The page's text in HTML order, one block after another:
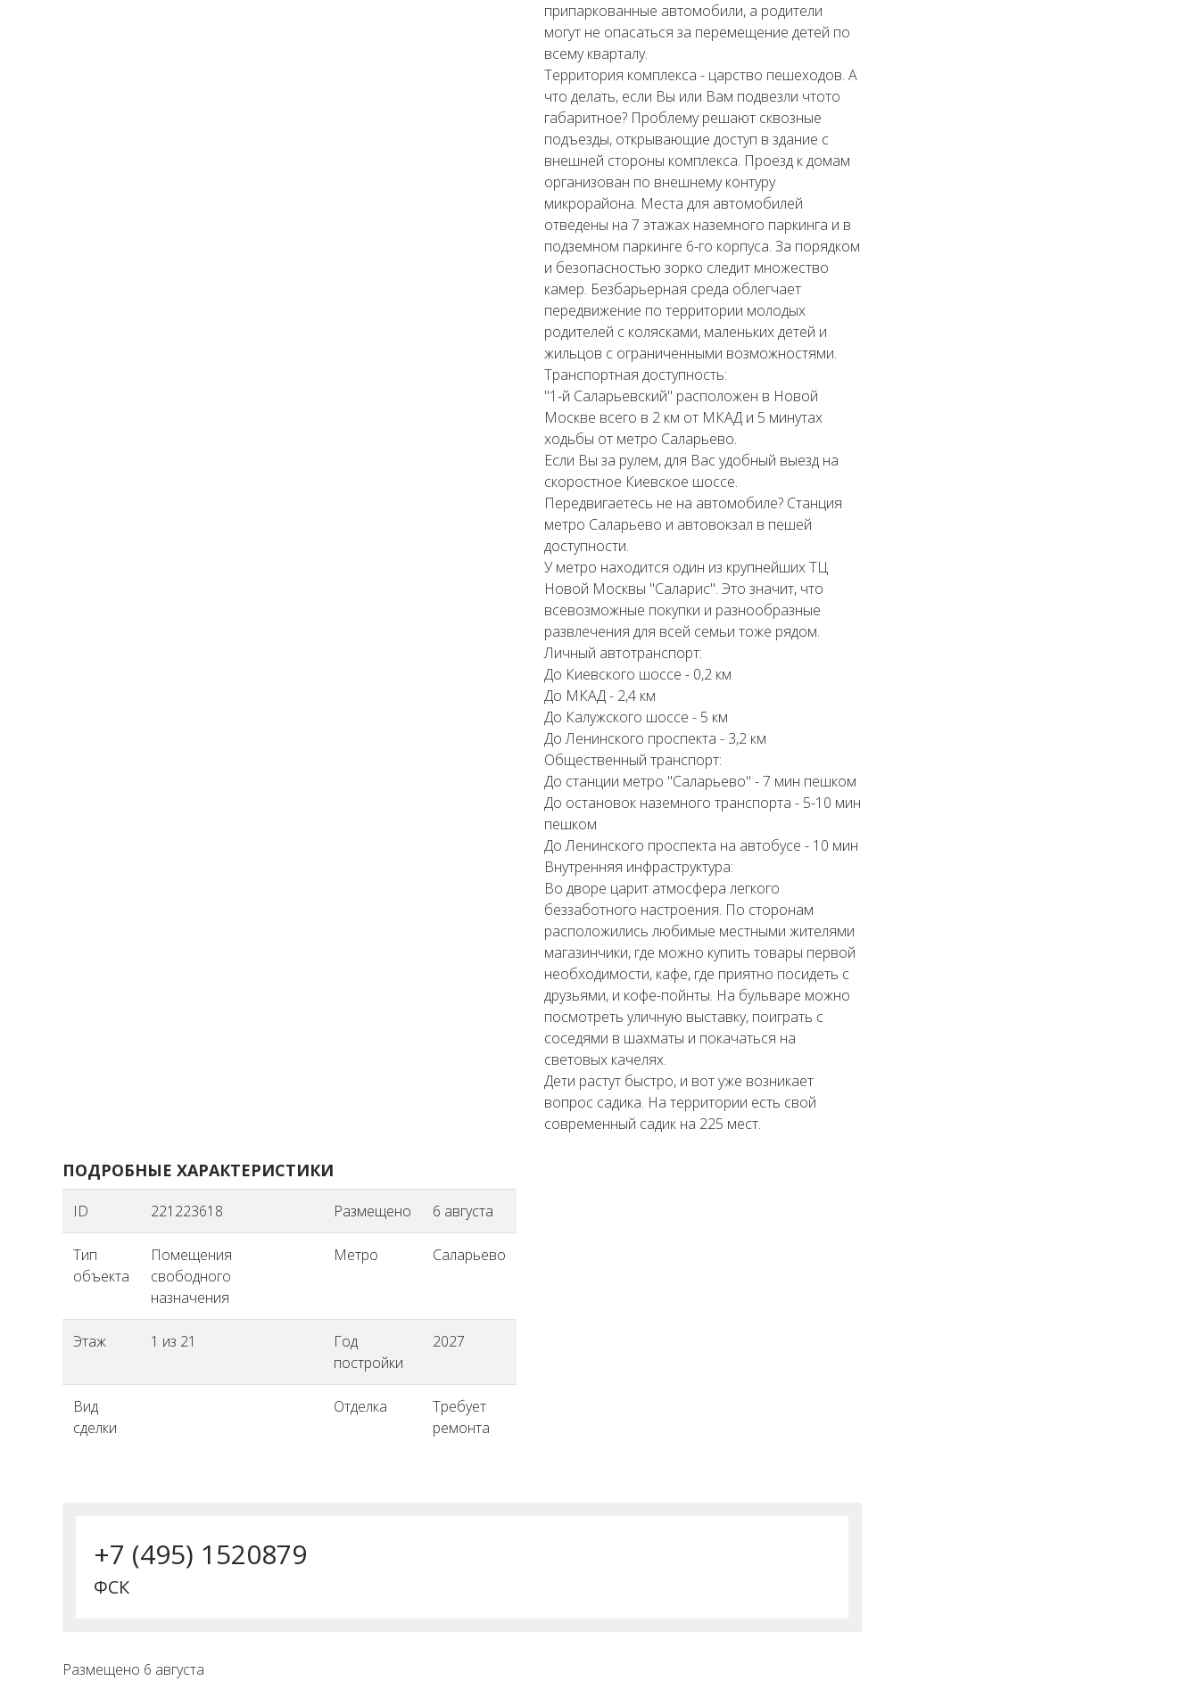
припаркованные автомобили, а родители
могут не опасаться за перемещение детей по
всему кварталу.
Территория комплекса - царство пешеходов. А
что делать, если Вы или Вам подвезли чтото
габаритное? Проблему решают сквозные
подъезды, открывающие доступ в здание с
внешней стороны комплекса. Проезд к домам
организован по внешнему контуру
микрорайона. Места для автомобилей
отведены на 7 этажах наземного паркинга и в
подземном паркинге 6-го корпуса. За порядком
и безопасностью зорко следит множество
камер. Безбарьерная среда облегчает
передвижение по территории молодых
родителей с колясками, маленьких детей и
жильцов с ограниченными возможностями.
Транспортная доступность:
"1-й Саларьевский" расположен в Новой
Москве всего в 2 км от МКАД и 5 минутах
ходьбы от метро Саларьево.
Если Вы за рулем, для Вас удобный выезд на
скоростное Киевское шоссе.
Передвигаетесь не на автомобиле? Станция
метро Саларьево и автовокзал в пешей
доступности.
У метро находится один из крупнейших ТЦ
Новой Москвы "Саларис". Это значит, что
всевозможные покупки и разнообразные
развлечения для всей семьи тоже рядом.
Личный автотранспорт:
До Киевского шоссе - 0,2 км
До МКАД - 2,4 км
До Калужского шоссе - 5 км
До Ленинского проспекта - 3,2 км
Общественный транспорт:
До станции метро "Саларьево" - 7 мин пешком
До остановок наземного транспорта - 5-10 мин
пешком
До Ленинского проспекта на автобусе - 10 мин
Внутренняя инфраструктура:
Во дворе царит атмосфера легкого
беззаботного настроения. По сторонам
расположились любимые местными жителями
магазинчики, где можно купить товары первой
необходимости, кафе, где приятно посидеть с
друзьями, и кофе-пойнты. На бульваре можно
посмотреть уличную выставку, поиграть с
соседями в шахматы и покачаться на
световых качелях.
Дети растут быстро, и вот уже возникает
вопрос садика. На территории есть свой
современный садик на 225 мест.
ПОДРОБНЫЕ ХАРАКТЕРИСТИКИ
ID 221223618 Размещено 6 августа
Тип
объекта
Помещения
свободного
назначения
Метро Саларьево
Этаж 1 из 21
Год
постройки
2027
Вид
сделки
Отделка
Требует
ремонта
+7 (495) 1520879
ФСК
Размещено 6 августа